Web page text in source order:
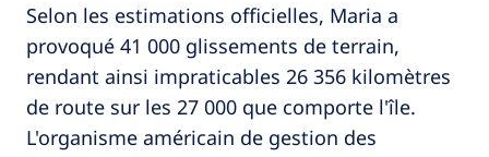
Selon les estimations officielles, Maria a
provoqué 41 000 glissements de terrain,
rendant ainsi impraticables 26 356 kilomètres
de route sur les 27 000 que comporte l'île.
L'organisme américain de gestion des